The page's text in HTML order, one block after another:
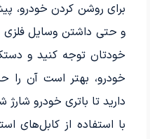
برای روشن کردن خودرو،
و حتی داشتن وسایل فلزی
خودتان توجه کنید و
دارید تا باتری خودرو شارژ
با استفاده از کابل‌های